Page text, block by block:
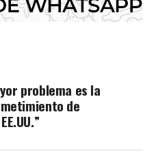
problema es la
de